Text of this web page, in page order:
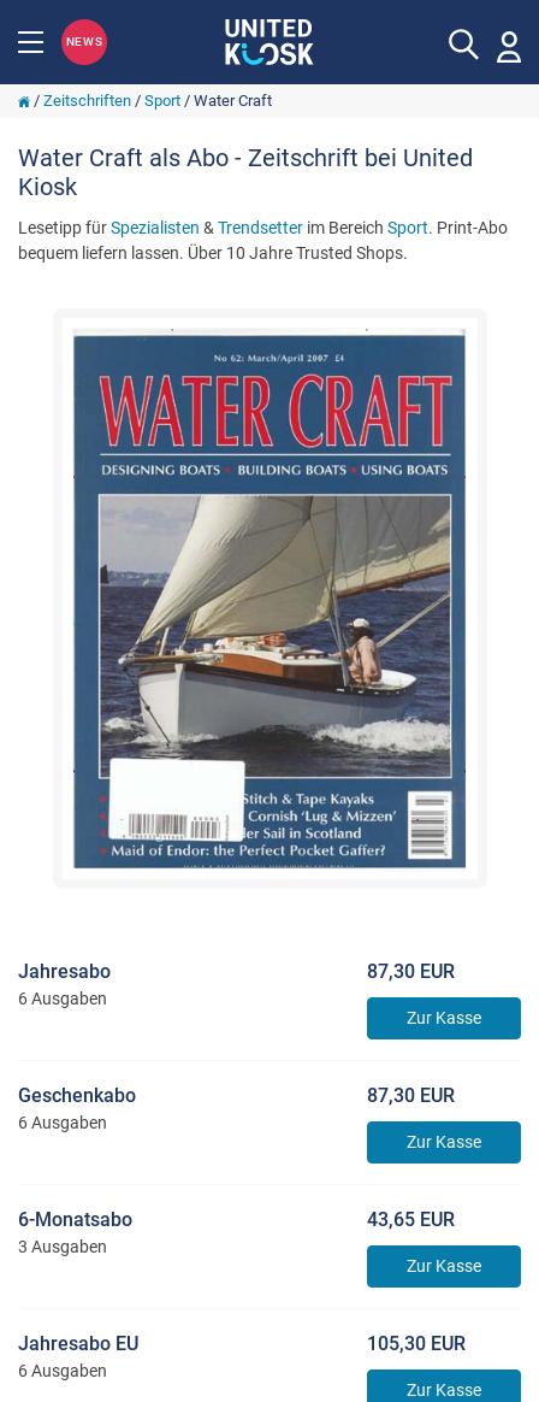
NEWS
/ Zeitschriften/ Sport/ Water Craft
Water Craft als Abo - Zeitschrift bei United
Kiosk
Lesetipp fürSpezialisten & Trendsetter im Bereich Sport. Print-Abo
bequem liefern lassen. Über 10 Jahre Trusted Shops.
Jahresabo
6 Ausgaben
87,30 EUR
Zur Kasse
Geschenkabo
6 Ausgaben
87,30 EUR
Zur Kasse
6-Monatsabo
3 Ausgaben
43,65 EUR
Zur Kasse
Jahresabo EU
6 Ausgaben
105,30 EUR
Zur Kasse